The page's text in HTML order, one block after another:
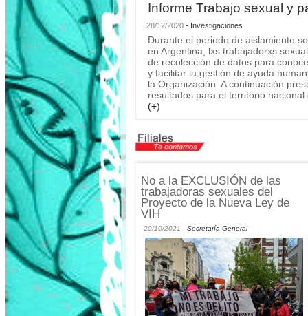
Informe Trabajo sexual y
28/12/2020 - Investigaciones
Durante el periodo de aislamiento
en Argentina, lxs trabajadorxs
de recolección de datos para
y facilitar la gestión de ayuda
la Organización. A continuación
resultados para el territorio
(+)
No a la EXCLUSIÓN de las
trabajadoras sexuales del
Proyecto de la Nueva Ley de
VIH
20/10/2021 - Secretaría General